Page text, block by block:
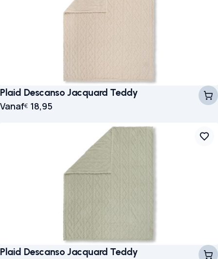
Plaid Descanso Jacquard Teddy
Vanaf€ 18,95
Plaid Descanso Jacquard Teddy